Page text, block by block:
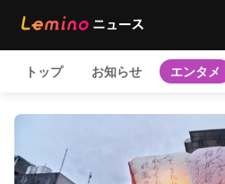
トップ お知らせ エンタメ